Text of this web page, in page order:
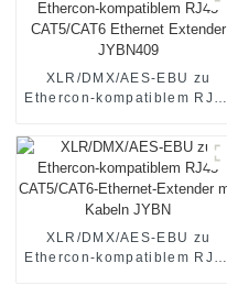
XLR/DMX/AES-EBU zu
Ethercon-kompatiblem RJ45
Extender JYBN409
XLR/DMX/AES-EBU zu
Ethercon-kompatiblem RJ45